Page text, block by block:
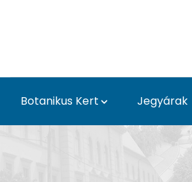
Botanikus Kert Jegyárak
Szubtrópusi